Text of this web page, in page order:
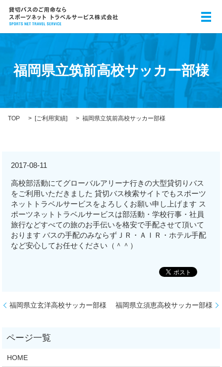
メ
福岡県立筑前高校サッカー部様
TOP [ご利用実績] 福岡県立筑前高校サッカー部様
2017-08-11
高校部活動にてグローバルアリーナ行きの大型貸切りバス
をご利用いただきました 貸切バス検索サイトでもスポーツ
ネットトラベルサービスをよろしくお願い申し上げます ス
ポーツネットトラベルサービスは部活動・学校行事・社員
旅行などすべての旅のお手伝いを格安で手配させて頂いて
おります バスの手配のみならずＪＲ・ＡＩＲ・ホテル手配
など安心してお任せください（＾＾）
福岡県立玄洋高校サッカー部様 福岡県立須恵高校サッカー部様
HOME